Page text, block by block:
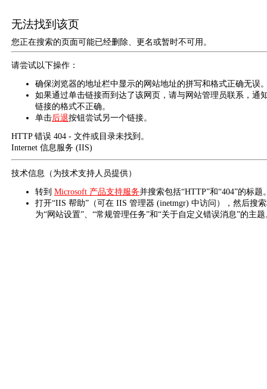
无法找到该页
您正在搜索的页面可能已经删除、更名或暂时不可用。
请尝试以下操作：
确保浏览器的地址栏中显示的网站地址的拼写和格式正确无误
如果通过单击链接而到达了该网页，请与网站管理员联系，通
链接的格式不正确。
单击后退按钮尝试另一个链接。
HTTP 错误 404 - 文件或目录未找到。
Internet 信息服务 (IIS)
技术信息（为技术支持人员提供）
转到 Microsoft 产品支持服务并搜索包括“HTTP”和“404”的标题
打开“IIS 帮助”（可在 IIS 管理器 (inetmgr) 中访问），然后搜
为“网站设置”、“常规管理任务”和“关于自定义错误消息”的主题